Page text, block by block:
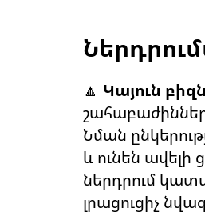
🔼 Կայուն
շահաբաժիններ
Նման
և ունեն ավելի
ներդրում
լրացուցիչ